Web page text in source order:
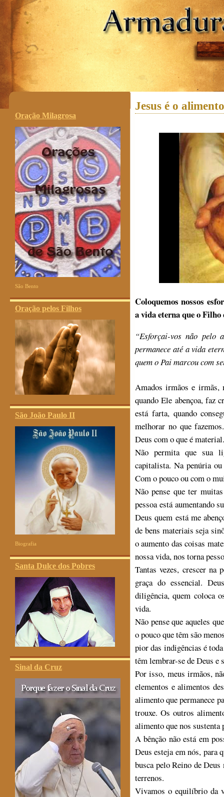
.
Oração Milagrosa
São Bento
Oração pelos Filhos
São João Paulo II
Biografia
Santa Dulce dos Pobres
Sinal da Cruz
Jesus é o
Coloquemos nossos
a vida eterna que o Filho
“Esforçai-vos não pelo
permanece até a vida
quem o Pai marcou com
Amados irmãos e irmãs,
quando Ele abençoa, faz
está farta, quando
melhorar no que
Deus com o que é material.
Não permita que sua
capitalista. Na penúria ou
Com o pouco ou com o
Não pense que ter
pessoa está aumentando
Deus quem está me
de bens materiais seja
o aumento das coisas
nossa vida, nos torna
Tantas vezes, crescer na
graça do essencial.
diligência, quem coloca
vida.
Não pense que aqueles
o pouco que têm são
pior das indigências é
têm lembrar-se de Deus
Por isso, meus irmãos,
elementos e alimentos
alimento que permanece
trouxe. Os outros
alimento que nos sustenta
A bênção não está em
Deus esteja em nós, para
busca pelo Reino de
terrenos.
Vivamos o equilíbrio da